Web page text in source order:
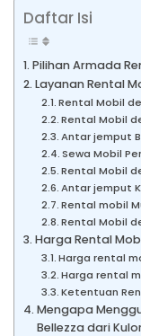
Daftar Isi
Pilihan Armada
Layanan Rental
Rental Mobil
Rental Mobil
Antar jemput
Sewa Mobil
Rental Mobil
Antar jemput
Rental mobil
Rental Mobil
Harga Rental
Harga rental
Harga rental
Ketentuan
Mengapa
Bellezza dari